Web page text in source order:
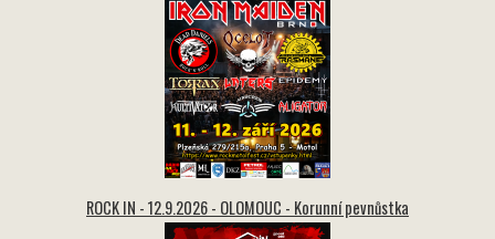
ROCK IN - 12.9.2026 - OLOMOUC - Korunní pevnůstka